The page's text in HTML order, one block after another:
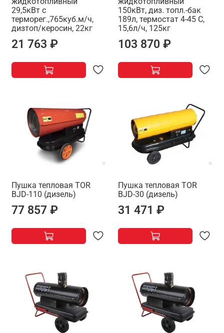
29,5кВт с
терморег.,765куб.м/ч,
дизтоп/керосин, 22кг
21 763 ₽
150кВт, диз. топл.-бак
189л, термостат 4-45 С,
15,6л/ч, 125кг
103 870 ₽
Пушка тепловая TOR
BJD-110 (дизель)
77 857 ₽
Пушка тепловая TOR
BJD-30 (дизель)
31 471 ₽